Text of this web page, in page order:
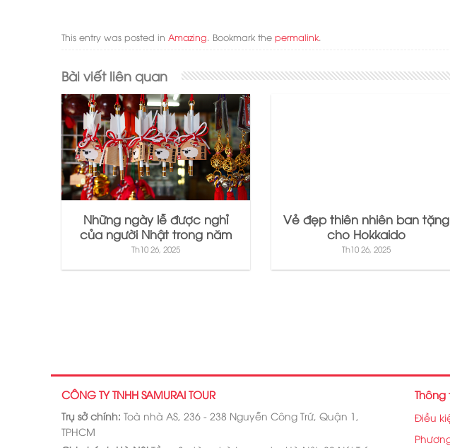
This entry was posted in Amazing. Bookmark the permalink.
Bài viết liên quan
Những ngày lễ được nghỉ
của người Nhật trong năm
Th10 26, 2025
Vẻ đẹp thiên nhiên ban tặng
cho Hokkaido
Th10 26, 2025
CÔNG TY TNHH SAMURAI TOUR
Trụ sở chính: Toà nhà AS, 236 - 238 Nguyễn Công Trứ, Quận 1,
TPHCM
Thông
Điều